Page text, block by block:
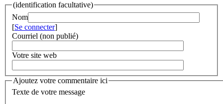
(identification facultative)
Nom
[Se connecter]
Courriel (non publié)
Votre site web
Ajoutez votre commentaire ici
Texte de votre message